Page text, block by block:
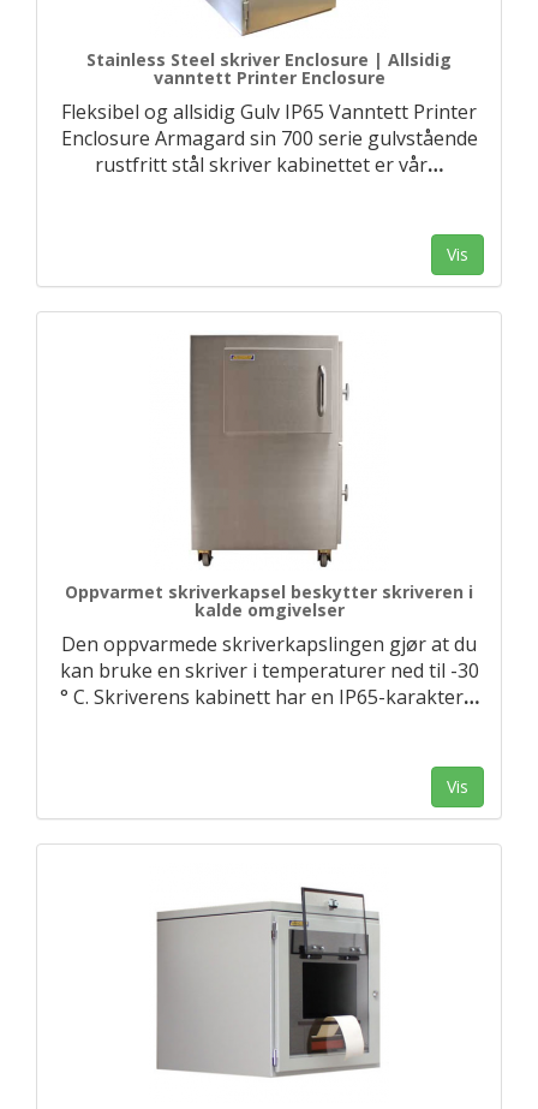
Stainless Steel skriver Enclosure | Allsidig
vanntett Printer Enclosure
Fleksibel og allsidig Gulv IP65 Vanntett Printer
Enclosure Armagard sin 700 serie gulvstående
rustfritt stål skriver kabinettet er vår…
Vis
Oppvarmet skriverkapsel beskytter skriveren i
kalde omgivelser
Den oppvarmede skriverkapslingen gjør at du
kan bruke en skriver i temperaturer ned til -30
° C. Skriverens kabinett har en IP65-karakter…
Vis